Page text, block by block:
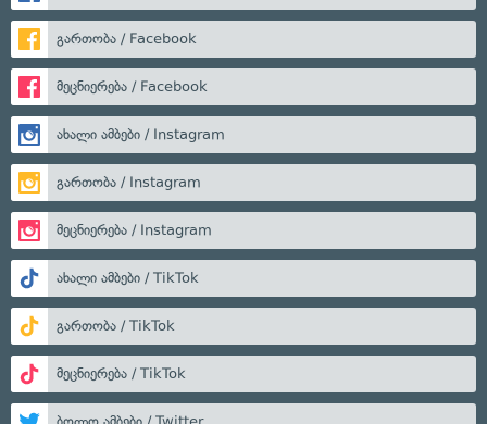
გართობა / Facebook
მეცნიერება / Facebook
ახალი ამბები / Instagram
გართობა / Instagram
მეცნიერება / Instagram
ახალი ამბები / TikTok
გართობა / TikTok
მეცნიერება / TikTok